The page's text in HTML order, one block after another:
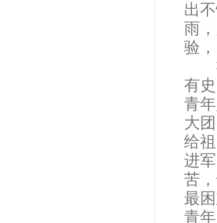
出
雨
验
社
有
青
大
给
进
苦
最
青